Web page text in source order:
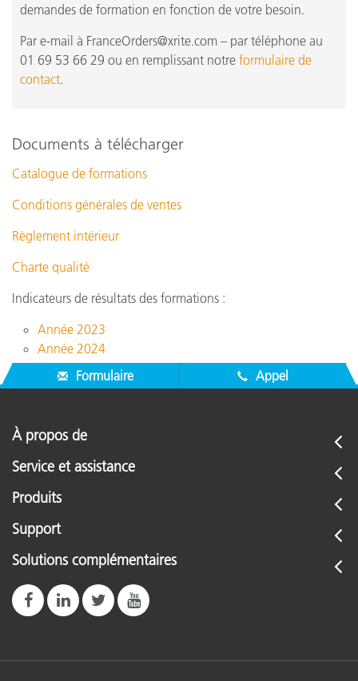
demandes de formation en fonction de votre besoin.
Par e-mail à FranceOrders@xrite.com – par téléphone au
01 69 53 66 29 ou en remplissant notre formulaire de
contact.
Documents à télécharger
Catalogue de formations
Conditions générales de ventes
Règlement intérieur
Charte qualité
Indicateurs de résultats des formations :
Année 2023
Année 2024
Formulaire
Appel
À propos de
Service et assistance
Produits
Support
Solutions complémentaires